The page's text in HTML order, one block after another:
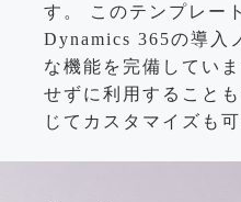
す。 このテンプレー
Dynamics 365の導入
な機能を完備してい
せずに利用すること
じてカスタマイズも可